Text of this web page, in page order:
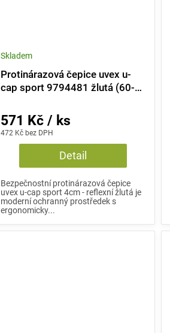
Protinárazová čepice uvex u-
cap sport 9794481 žlutá (60-
Skladem
472 Kč bez DPH
571 Kč / ks
Detail
Bezpečnostní protinárazová čepice
uvex u-cap sport 4cm - reflexní žlutá je
moderní ochranný prostředek s
ergonomicky...